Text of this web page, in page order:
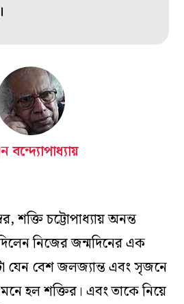
বন্দ্যোপাধ্যায়
শক্তি চট্টোপাধ্যায় অনন্ত
নিজের জন্মদিনের এক
যেন বেশ জলজ্যান্ত এবং সৃজনে
হল শক্তির। এবং তাকে নিয়ে